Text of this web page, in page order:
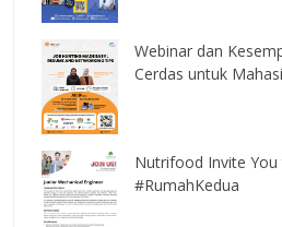
Webinar dan
Cerdas untuk
Nutrifood Invite
#RumahKedua